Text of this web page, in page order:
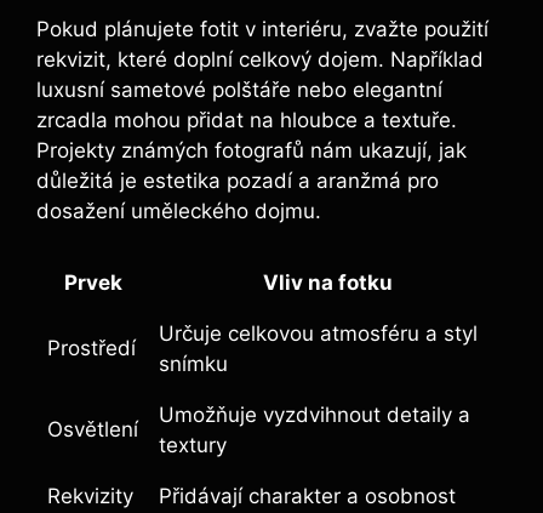
Pokud plánujete fotit v interiéru, zvažte použití
rekvizit, které doplní celkový dojem. Například
luxusní sametové polštáře nebo elegantní
zrcadla mohou přidat na hloubce a textuře.
Projekty známých fotografů nám ukazují, jak
důležitá je estetika pozadí a aranžmá pro
dosažení uměleckého dojmu.
Prvek Vliv na fotku
Prostředí
Určuje celkovou atmosféru a styl
snímku
Osvětlení
Umožňuje vyzdvihnout detaily a
textury
Rekvizity Přidávají charakter a osobnost